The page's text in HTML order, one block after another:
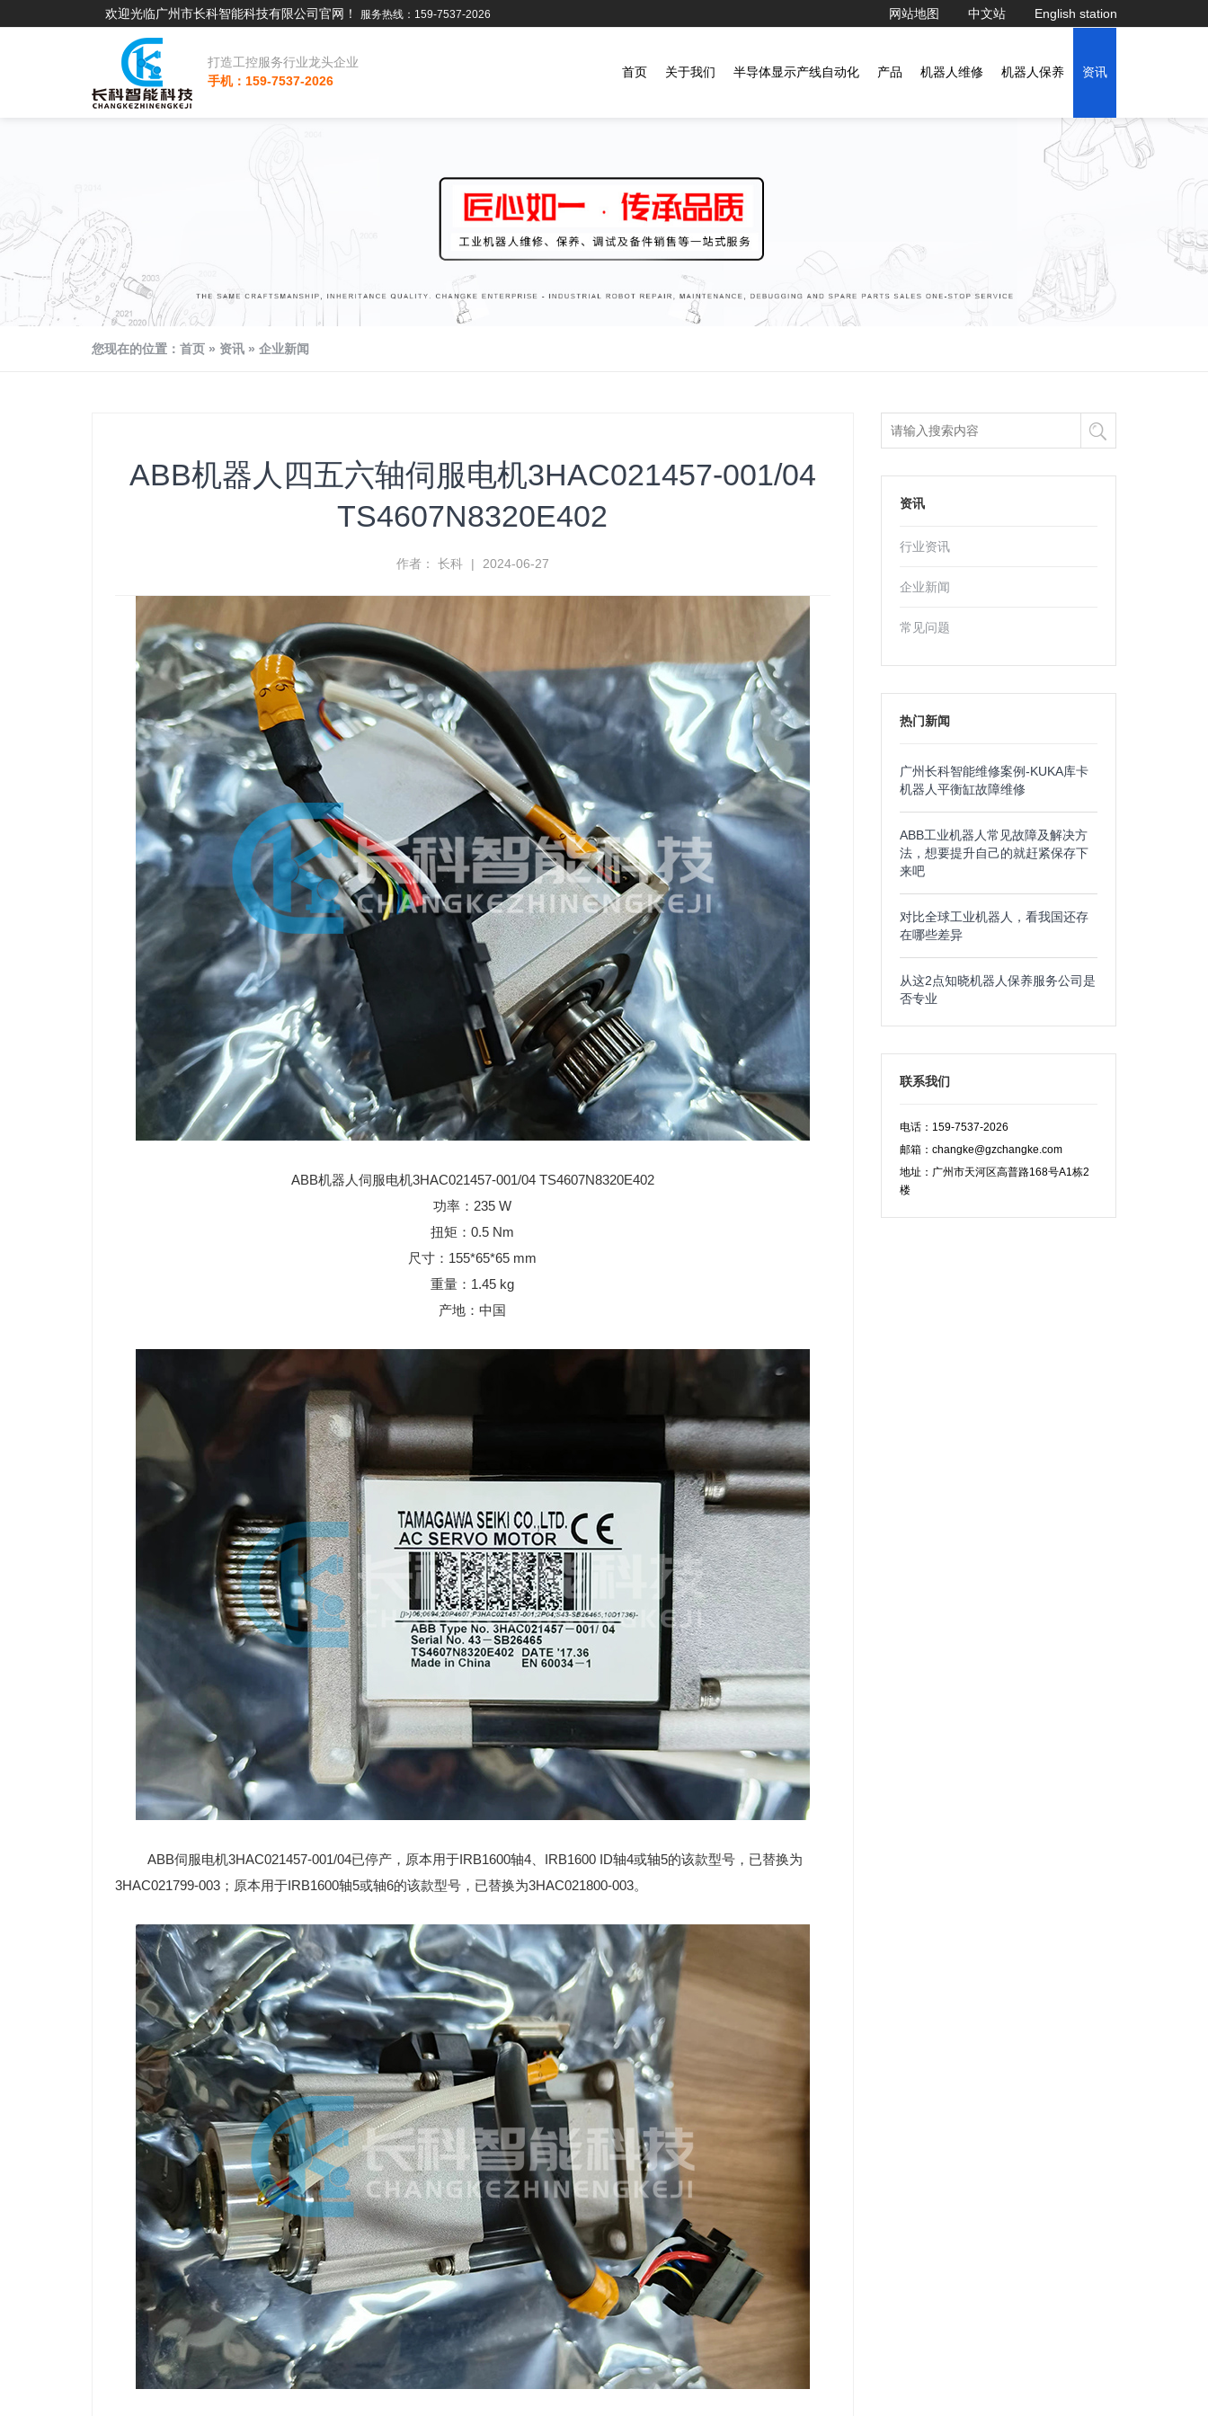
网站地图 中文站 English station
欢迎光临广州市长科智能科技有限公司官网！ 服务热线：159-7537-2026
打造工控服务行业龙头企业
手机：159-7537-2026
首页 关于我们 半导体显示产线自动化 产品 机器人维修 机器人保养 资讯
您现在的位置： 首页 » 资讯 » 企业新闻
ABB机器人四五六轴伺服电机3HAC021457-001/04
TS4607N8320E402
作者： 长科 | 2024-06-27
ABB机器人伺服电机3HAC021457-001/04 TS4607N8320E402
功率：235 W
扭矩：0.5 Nm
尺寸：155*65*65 mm
重量：1.45 kg
产地：中国
ABB伺服电机3HAC021457-001/04已停产，原本用于IRB1600轴4、IRB1600 ID轴4或轴5的该款型号，已替换为
3HAC021799-003；原本用于IRB1600轴5或轴6的该款型号，已替换为3HAC021800-003。
资讯
行业资讯
企业新闻
常见问题
热门新闻
广州长科智能维修案例-KUKA库卡
机器人平衡缸故障维修
ABB工业机器人常见故障及解决方
法，想要提升自己的就赶紧保存下
来吧
对比全球工业机器人，看我国还存
在哪些差异
从这2点知晓机器人保养服务公司是
否专业
联系我们
电话：159-7537-2026
邮箱：changke@gzchangke.com
地址：广州市天河区高普路168号A1栋2
楼